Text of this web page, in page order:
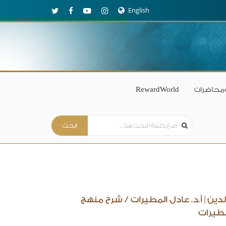
English
RewardWorld
| أ.د. عادل المطيرات / شرح منهج